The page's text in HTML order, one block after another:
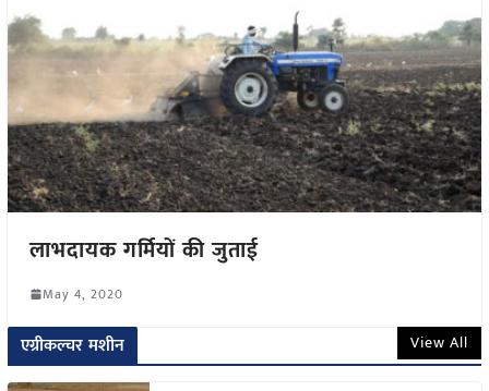
लाभदायक गर्मियों की जुताई
May 4, 2020
एग्रीकल्चर मशीन View All